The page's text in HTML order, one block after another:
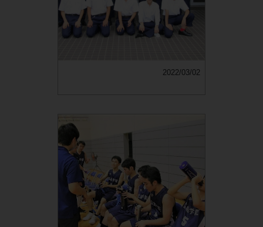
2022/03/02